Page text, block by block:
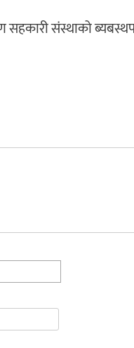
संस्थाको